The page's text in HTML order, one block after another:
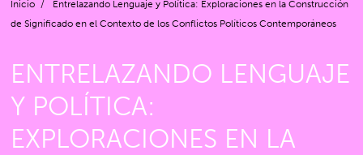
Inicio /
Entrelazando Lenguaje y Política: Exploraciones en la Construcción
de Significado en el Contexto de los Conflictos Políticos Contemporáneos
ENTRELAZANDO LENGUAJE
Y POLÍTICA:
EXPLORACIONES EN LA